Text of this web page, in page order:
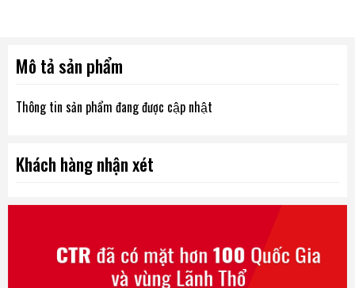
Mô tả sản phẩm
Thông tin sản phẩm đang được cập nhật
Khách hàng nhận xét